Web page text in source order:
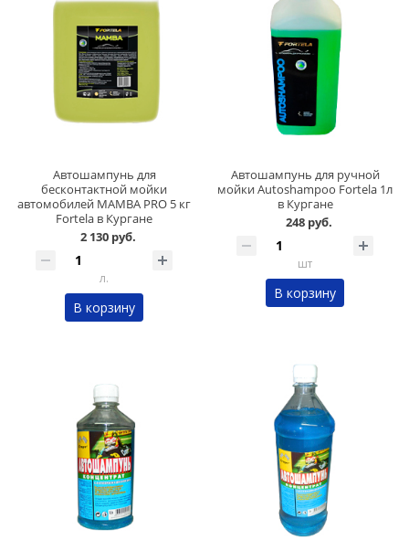
Автошампунь для
бесконтактной мойки
автомобилей MAMBA PRO 5 кг
Fortela в Кургане
2 130 руб.
л.
В корзину
Автошампунь для ручной
мойки Autoshampoo Fortela 1л
в Кургане
248 руб.
шт
В корзину